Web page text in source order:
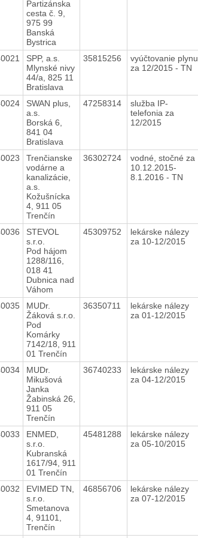
Partizánska
cesta č. 9,
975 99
Banská
Bystrica
SPP, a.s.
Mlynské nivy
44/a, 825 11
Bratislava
35815256
vyúčtovanie plynu
za 12/2015 - TN
SWAN plus,
a.s.
Borská 6,
841 04
Bratislava
47258314
služba IP-
telefonia za
12/2015
Trenčianske
vodárne a
kanalizácie,
a.s.
Kožušnícka
4, 911 05
Trenčín
36302724
vodné, stočné za
10.12.2015-
8.1.2016 - TN
STEVOL
s.r.o.
Pod hájom
1288/116,
018 41
Dubnica nad
Váhom
45309752
lekárske nálezy
za 10-12/2015
MUDr.
Žáková s.r.o.
Pod
Komárky
7142/18, 911
01 Trenčín
36350711
lekárske nálezy
za 01-12/2015
MUDr.
Mikušová
Janka
Žabinská 26,
911 05
Trenčín
36740233
lekárske nálezy
za 04-12/2015
ENMED,
s.r.o.
Kubranská
1617/94, 911
01 Trenčín
45481288
lekárske nálezy
za 05-10/2015
EVIMED TN,
s.r.o.
Smetanova
4, 91101,
Trenčín
46856706
lekárske nálezy
za 07-12/2015